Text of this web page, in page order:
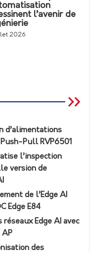
l’avenir de
2026
d’alimentations
Pull RVP6501
l’inspection
version de
de l’Edge AI
Edge E84
Edge AI avec
AP
des